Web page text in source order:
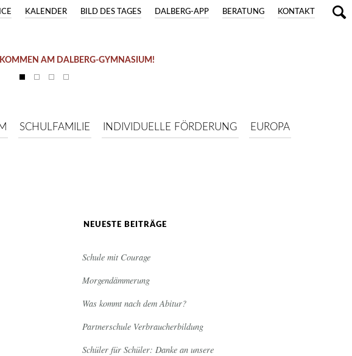
KONTAKT
BERATUNG
DALBERG-APP
BILD DES TAGES
KALENDER
AM DALBERG-GYMNASIUM!
SCHULFAMILIE INDIVIDUELLE FÖRDERUNG EUROPA
NEUESTE BEITRÄGE
Schule mit Courage
Morgendämmerung
Was kommt nach dem Abitur?
Partnerschule Verbraucherbildung
Schüler für Schüler: Danke an unsere